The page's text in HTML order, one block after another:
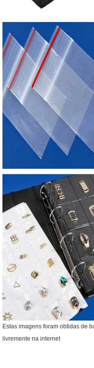
Estas imagens foram obtidas de
livremente na internet